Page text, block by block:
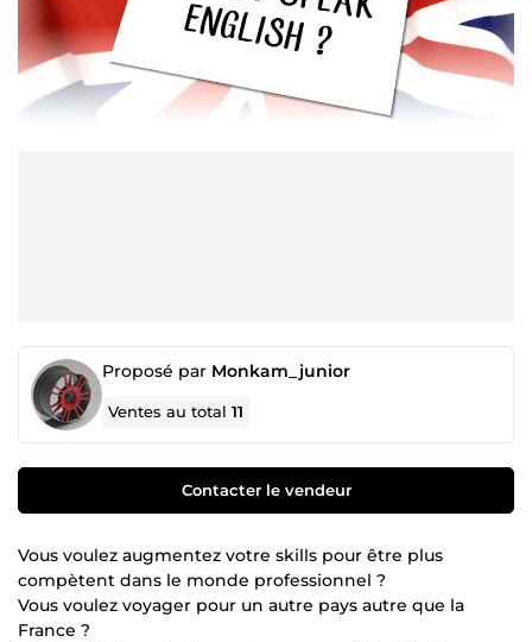
Proposé par Monkam_junior
Ventes au total11
Contacter le vendeur
Vous voulez augmentez votre skills pour être plus
compètent dans le monde professionnel ?
Vous voulez voyager pour un autre pays autre que la
France ?